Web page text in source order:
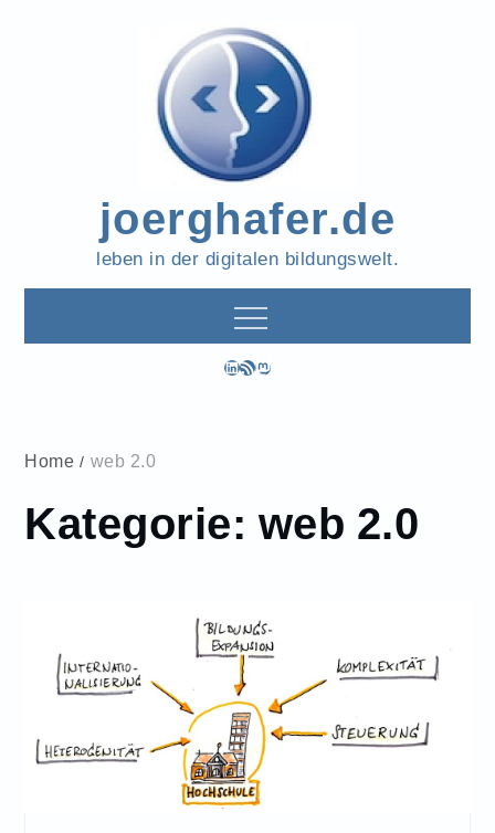
joerghafer.de
leben in der digitalen bildungswelt.
LinkedIn
RSS-FeedMastodon
Home web 2.0
Kategorie: web 2.0